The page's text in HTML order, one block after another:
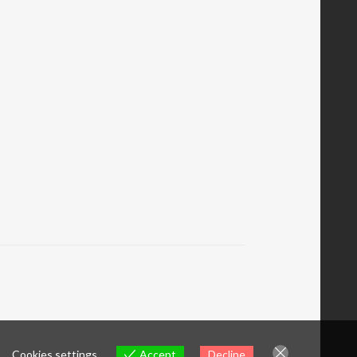
Cookies settings Accept Decline